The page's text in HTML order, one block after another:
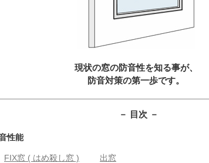
現状の窓の防音性を知る事が、
防音対策の第一歩です。
－ 目次 －
性能
FIX窓 ( はめ殺し窓 ) 出窓